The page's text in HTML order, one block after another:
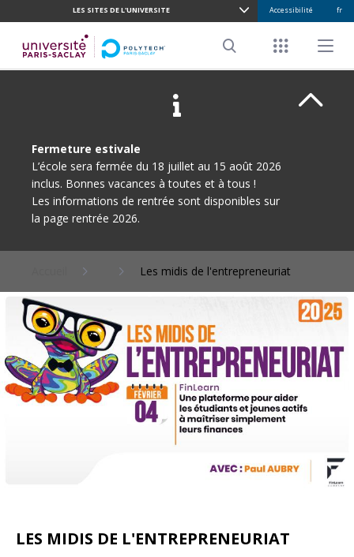
CONTENU
PRINCIPAL
LES SITES DE L'UNIVERSITE Accessibilité fr
Menu Menu
Fermeture estivale
L’école sera fermée du 18 juillet au 15 août 2026
inclus. Bonnes vacances à toutes et à tous !
Les informations de rentrée sont disponibles sur
la page rentrée 2026.
Les midis de l'entrepreneuriat
LES MIDIS DE L'ENTREPRENEURIAT